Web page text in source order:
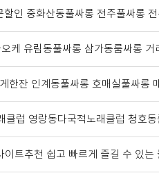
인 중화산동풀싸롱 전주풀싸롱 전
유림동풀싸롱 삼가동룸싸롱 거
잔 인계동풀싸롱 호매실풀싸롱
럽 영랑동다국적노래클럽 청호동
트추천 쉽고 빠르게 즐길 수 있는